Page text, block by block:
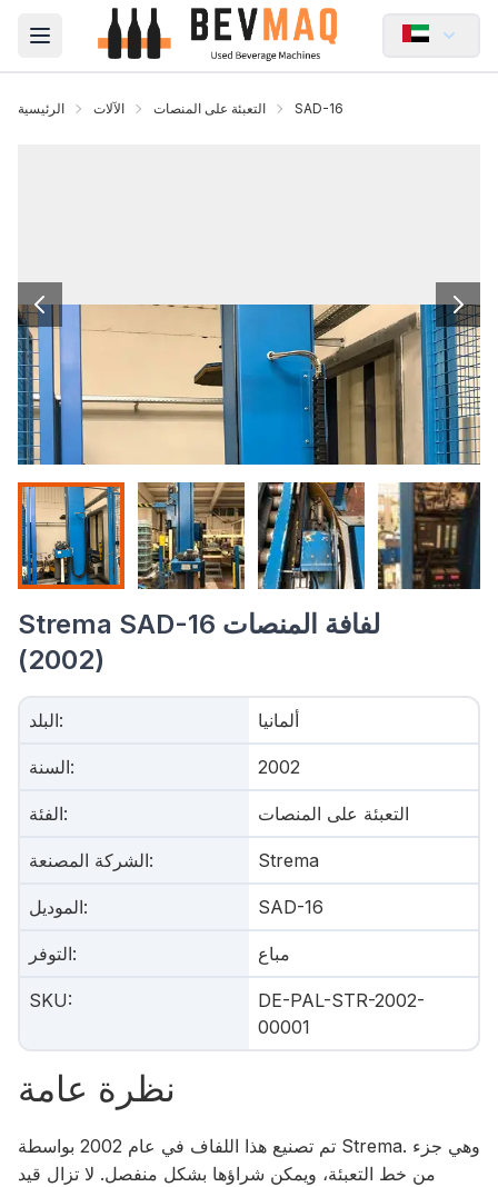
Open main menu
الرئيسية الآلات التعبئة على المنصات SAD-16
Strema SAD-16 لفافة المنصات
(2002)
البلد: ألمانيا
السنة: 2002
الفئة: التعبئة على المنصات
الشركة المصنعة: Strema
الموديل: SAD-16
التوفر: مباع
SKU:
DE-PAL-STR-2002-
00001
نظرة عامة
تم تصنيع هذا اللفاف في عام 2002 بواسطة Strema. وهي جزء
من خط التعبئة، ويمكن شراؤها بشكل منفصل. لا تزال قيد